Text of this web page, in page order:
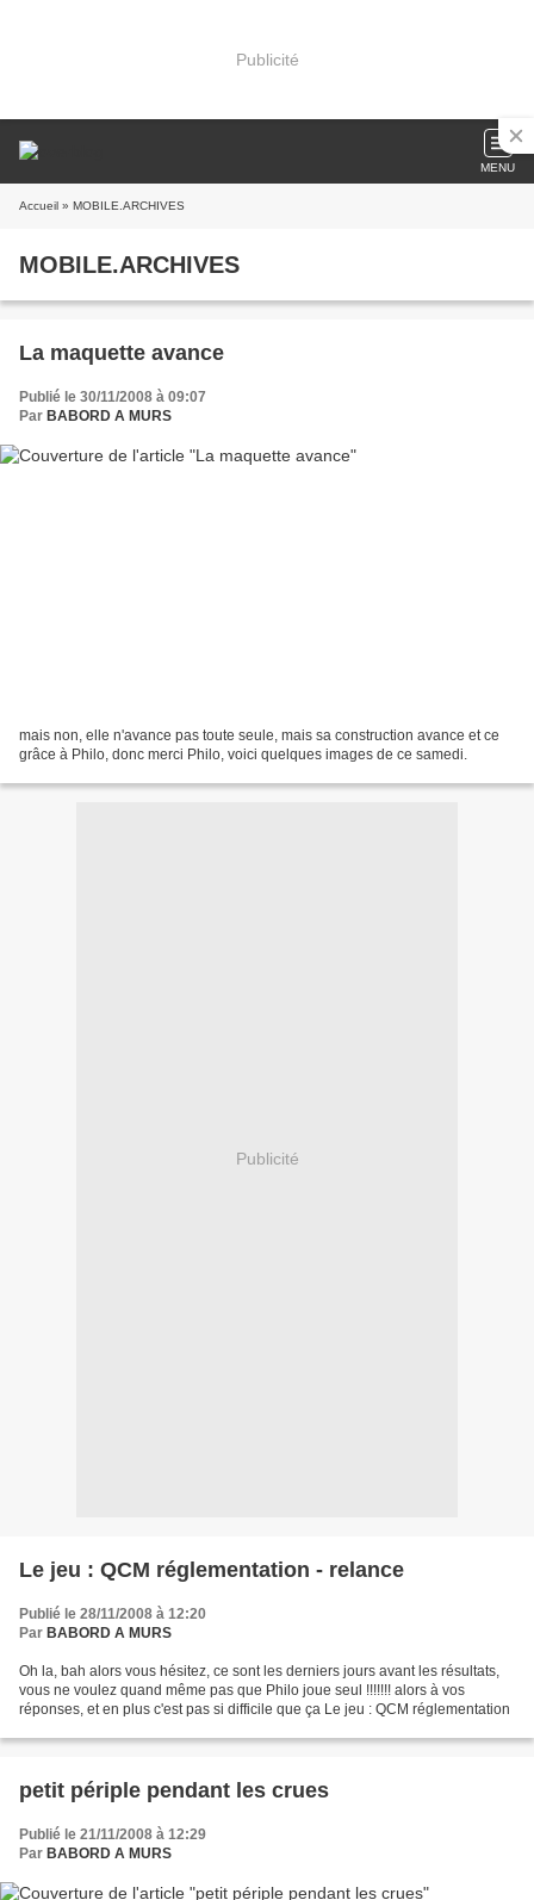
Publicité
MENU
Accueil » MOBILE.ARCHIVES
MOBILE.ARCHIVES
La maquette avance
Publié le 30/11/2008 à 09:07
Par BABORD A MURS
mais non, elle n'avance pas toute seule, mais sa construction avance et ce
grâce à Philo, donc merci Philo, voici quelques images de ce samedi.
Publicité
Le jeu : QCM réglementation - relance
Publié le 28/11/2008 à 12:20
Par BABORD A MURS
Oh la, bah alors vous hésitez, ce sont les derniers jours avant les résultats,
vous ne voulez quand même pas que Philo joue seul !!!!!!! alors à vos
réponses, et en plus c'est pas si difficile que ça Le jeu : QCM réglementation
petit périple pendant les crues
Publié le 21/11/2008 à 12:29
Par BABORD A MURS